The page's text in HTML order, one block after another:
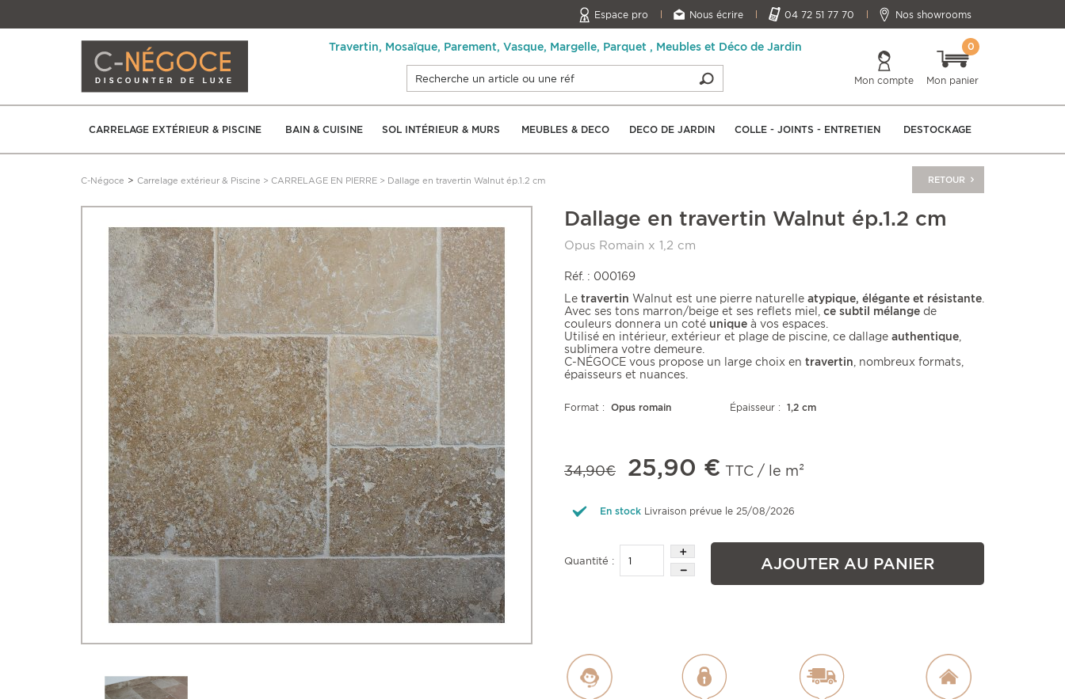
Espace pro Nous écrire 04 72 51 77 70 Nos showrooms
Travertin, Mosaïque, Parement, Vasque, Margelle, Parquet , Meubles et Déco de Jardin
Mon compte Mon panier
0
CARRELAGE EXTÉRIEUR & PISCINE BAIN & CUISINE SOL INTÉRIEUR & MURS MEUBLES & DECO DECO DE JARDIN COLLE - JOINTS - ENTRETIEN DESTOCKAGE
C-Négoce > Carrelage extérieur & Piscine > CARRELAGE EN PIERRE > Dallage en travertin Walnut ép.1.2 cm RETOUR
Dallage en travertin Walnut ép.1.2 cm
Opus Romain x 1,2 cm
Réf. : 000169
Le travertin Walnut est une pierre naturelle atypique, élégante et résistante
Avec ses tons marron/beige et ses reflets miel,
ce subtil mélange de
couleurs donnera un coté unique à vos espaces.
Utilisé en intérieur, extérieur et plage de piscine, ce dallage authentique
sublimera votre demeure.
C-NÉGOCE vous propose un large choix en travertin , nombreux formats,
épaisseurs et nuances.
Format : Opus romain Épaisseur : 1,2 cm
34,90€ 25,90 € TTC / le m²
En stock Livraison prévue le 25/08/2026
Quantité : AJOUTER AU PANIER